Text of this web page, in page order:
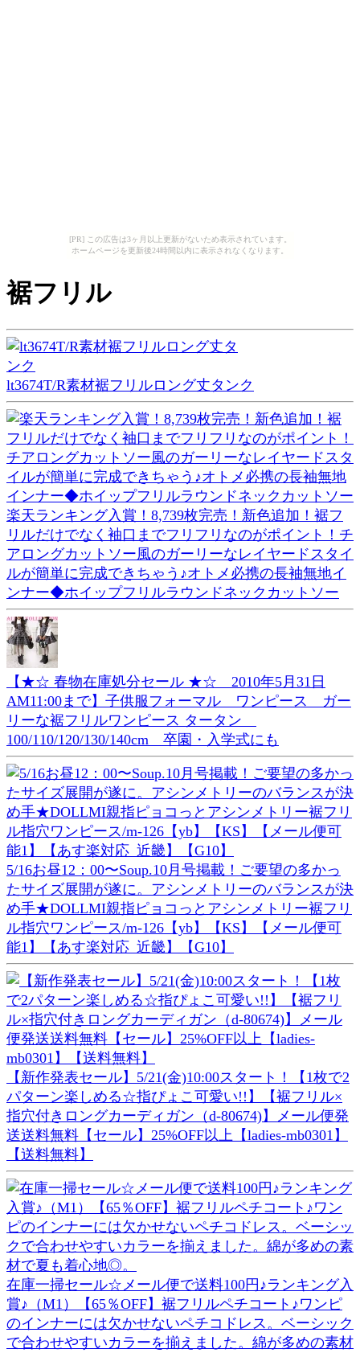
[PR] この広告は3ヶ月以上更新がないため表示されています。
ホームページを更新後24時間以内に表示されなくなります。
裾フリル
lt3674T/R素材裾フリルロング丈タンク
楽天ランキング入賞！8,739枚完売！新色追加！裾フ
リルだけでなく袖口までフリフリなのがポイント！チ
アロングカットソー風のガーリーなレイヤードスタイ
ルが簡単に完成できちゃう♪オトメ必携の長袖無地イ
ンナー◆ホイップフリルラウンドネックカットソー
【★☆ 春物在庫処分セール ★☆ 2010年5月31日
AM11:00まで】子供服フォーマル ワンピース ガー
リーな裾フリルワンピース タータン
100/110/120/130/140cm 卒園・入学式にも
5/16お昼12：00〜Soup.10月号掲載！ご要望の多かっ
たサイズ展開が遂に。アシンメトリーのバランスが決
め手★DOLLMI親指ピョコっとアシンメトリー裾フリ
ル指穴ワンピース/m-126【yb】【KS】【メール便可
能1】【あす楽対応_近畿】【G10】
【新作発表セール】5/21(金)10:00スタート！【1枚で2
パターン楽しめる☆指ぴょこ可愛い!!】【裾フリル×
指穴付きロングカーディガン（d-80674)】メール便発
送送料無料【セール】25%OFF以上【ladies-mb0301】
【送料無料】
在庫一掃セール☆メール便で送料100円♪ランキング入
賞♪（M1）【65％OFF】裾フリルペチコート♪ワンピ
のインナーには欠かせないペチコドレス。ベーシック
で合わせやすいカラーを揃えました。綿が多めの素材